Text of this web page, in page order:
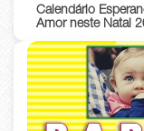
Calendário
Amor neste Natal